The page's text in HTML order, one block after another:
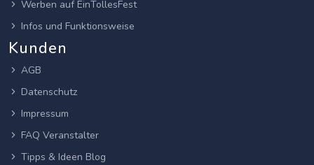
Werben auf EinTollesFest
Infos und Funktionsweise
Kunden
AGB
Datenschutz
Impressum
FAQ Veranstalter
Tipps & Ideen Blog